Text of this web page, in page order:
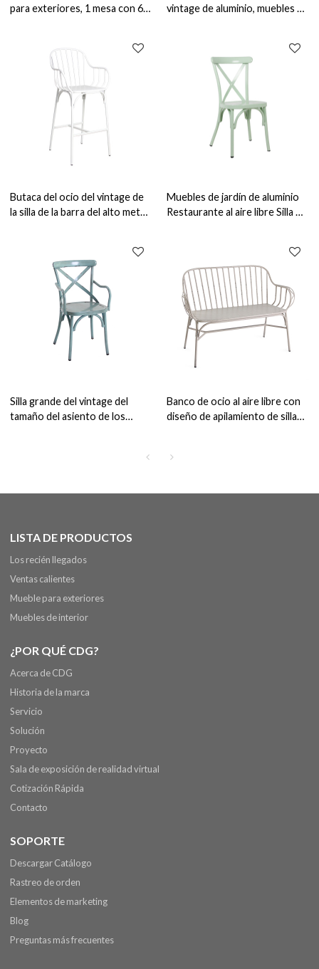
para exteriores, 1 mesa con 6
vintage de aluminio, muebles de
Butaca del ocio del vintage de
la silla de la barra del alto metal
Muebles de jardín de aluminio
Restaurante al aire libre Silla de
Silla grande del vintage del
tamaño del asiento de los
Banco de ocio al aire libre con
diseño de apilamiento de silla
LISTA DE PRODUCTOS
Los recién llegados
Ventas calientes
Mueble para exteriores
Muebles de interior
¿POR QUÉ CDG?
Acerca de CDG
Historia de la marca
Servicio
Solución
Proyecto
Sala de exposición de realidad virtual
Cotización Rápida
Contacto
SOPORTE
Descargar Catálogo
Rastreo de orden
Elementos de marketing
Blog
Preguntas más frecuentes